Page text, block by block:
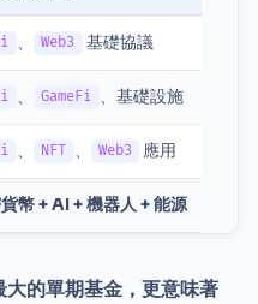
、 Web3 基礎協議
、 GameFi 、基礎設施
、 NFT 、 Web3 應用
幣 + AI + 機器人 + 能源
的單期基金，更意味著